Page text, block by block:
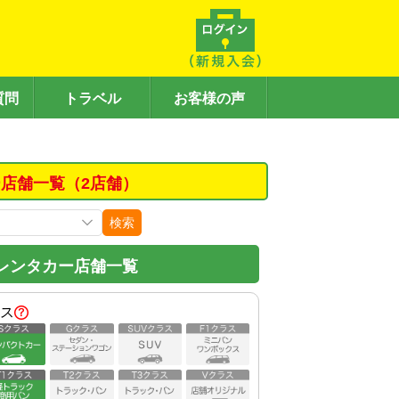
問 トラベル お客様の声
舗一覧（2店舗）
検索
ンタカー店舗一覧